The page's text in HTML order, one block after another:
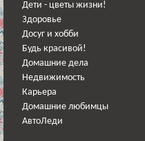
Дети - цветы жизни!
Здоровье
Досуг и хобби
Будь красивой!
Домашние дела
Недвижимость
Карьера
Домашние любимцы
АвтоЛеди